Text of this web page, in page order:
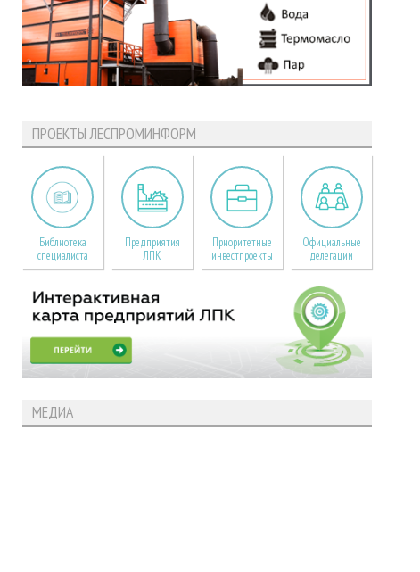
ПРОЕКТЫ ЛЕСПРОМИНФОРМ
Библиотека
специалиста
Предприятия
ЛПК
Приоритетные
инвестпроекты
Официальные
делегации
МЕДИА